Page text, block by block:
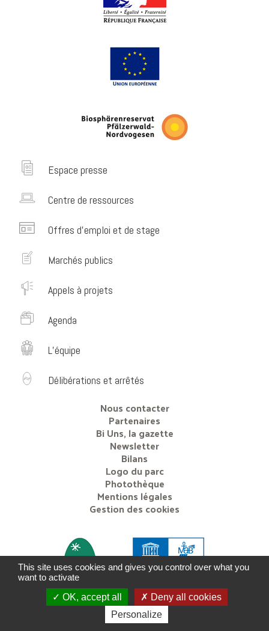
Espace presse
Centre de ressources
Offres d’emploi et de stage
Marchés publics
Appels à projets
Agenda
L’équipe
Délibérations et arrêtés
Nous contacter
Partenaires
Bi Uns, la gazette
Newsletter
Bilans
Logo du parc
Photothèque
Mentions légales
Gestion des cookies
This site uses cookies and gives you control over what you
want to activate
OK, accept all
Deny all cookies
Personalize